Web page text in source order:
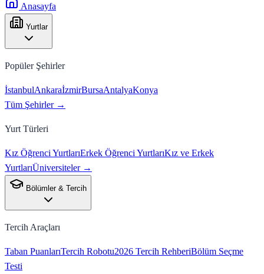
Anasayfa
Yurtlar
Popüler Şehirler
İstanbulAnkaraİzmirBursaAntalyaKonya
Tüm Şehirler →
Yurt Türleri
Kız Öğrenci YurtlarıErkek Öğrenci YurtlarıKız ve Erkek
YurtlarıÜniversiteler →
Bölümler & Tercih
Tercih Araçları
Taban PuanlarıTercih Robotu2026 Tercih RehberiBölüm Seçme
Testi